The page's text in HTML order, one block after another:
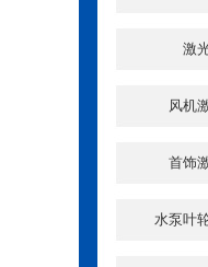
激
风机
首饰
水泵叶